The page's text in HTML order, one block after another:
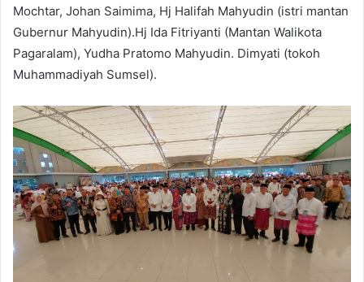
Mochtar, Johan Saimima, Hj Halifah Mahyudin (istri mantan
Gubernur Mahyudin).Hj Ida Fitriyanti (Mantan Walikota
Pagaralam), Yudha Pratomo Mahyudin. Dimyati (tokoh
Muhammadiyah Sumsel).